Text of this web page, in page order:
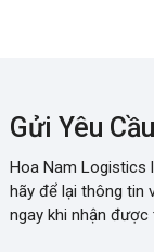
Gửi Yêu
Hoa Nam Logistics
hãy để lại thông tin
ngay khi nhận được